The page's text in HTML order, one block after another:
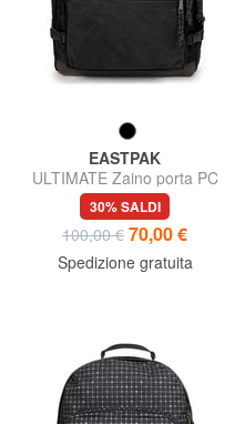
EASTPAK
ULTIMATE Zaino porta PC
15,6"
30% SALDI
100,00 € 70,00 €
Spedizione gratuita